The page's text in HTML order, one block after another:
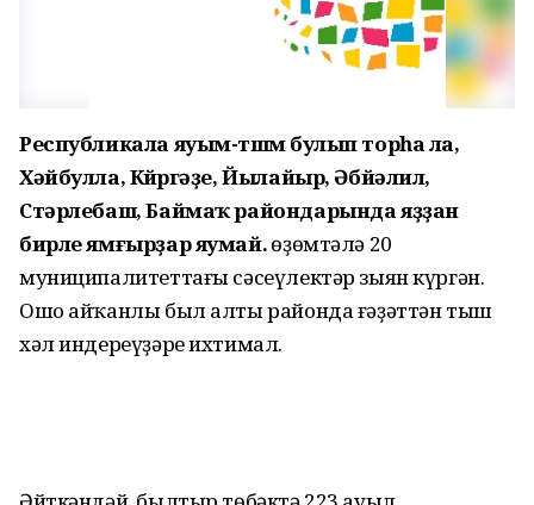
Республикала яуым-төшөм булып торһа ла,
Хәйбулла, Көйөргәҙе, Йылайыр, Әбйәлил,
Стәрлебаш, Баймаҡ райондарында яҙҙан
бирле ямғырҙар яумай.Һөҙөмтәлә 20
муниципалитеттағы сәсеүлектәр зыян күргән.
Ошо айҡанлы был алты районда ғәҙәттән тыш
хәл индереүҙәре ихтимал.